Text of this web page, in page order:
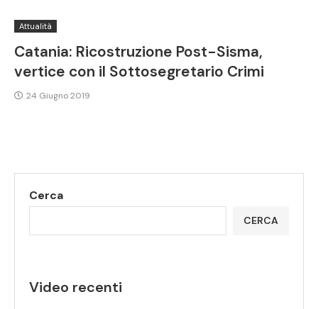
Attualità
Catania: Ricostruzione Post-Sisma,
vertice con il Sottosegretario Crimi
24 Giugno 2019
Cerca
CERCA
Video recenti